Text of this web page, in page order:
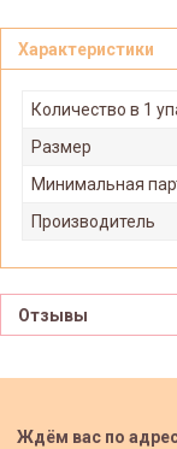
Характеристики
Количество в 1
Размер
Минимальная
Производитель
Отзывы
Ждём вас по